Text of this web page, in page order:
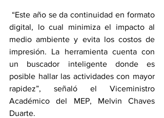
digital, lo cual minimiza el impacto al
medio ambiente y evita los costos de
impresión. La herramienta cuenta con
un buscador inteligente donde es
posible hallar las actividades con mayor
rapidez”, señaló el Viceministro
Académico del MEP, Melvin Chaves
Duarte.